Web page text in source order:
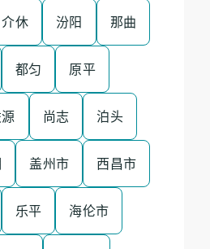
介休 汾阳 那曲
都匀 原平
尚志 泊头
盖州市 西昌市
乐平 海伦市